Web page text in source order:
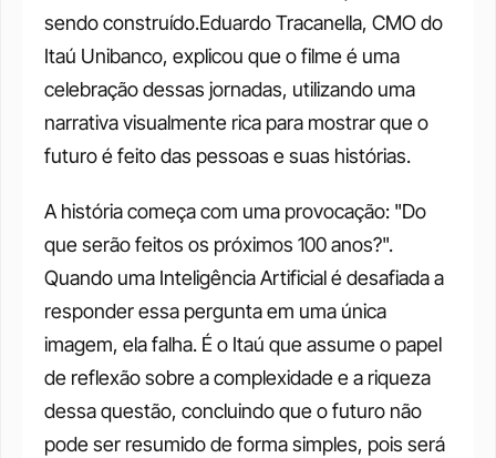
sendo construído.Eduardo Tracanella, CMO do
Itaú Unibanco, explicou que o filme é uma
celebração dessas jornadas, utilizando uma
narrativa visualmente rica para mostrar que o
futuro é feito das pessoas e suas histórias.
A história começa com uma provocação: "Do
que serão feitos os próximos 100 anos?".
Quando uma Inteligência Artificial é desafiada a
responder essa pergunta em uma única
imagem, ela falha. É o Itaú que assume o papel
de reflexão sobre a complexidade e a riqueza
dessa questão, concluindo que o futuro não
pode ser resumido de forma simples, pois será